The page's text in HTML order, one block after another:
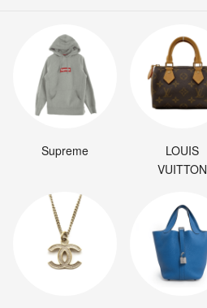
Supreme
LOUIS
VUITTON